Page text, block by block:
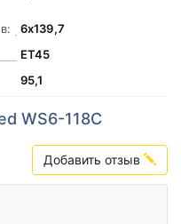
6х139,7
ЕТ45
95,1
WS6-118C
Добавить отзыв